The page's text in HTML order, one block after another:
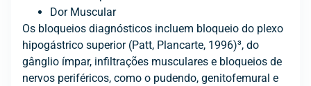
Dor Muscular
Os bloqueios diagnósticos incluem bloqueio do plexo
hipogástrico superior (Patt, Plancarte, 1996)³, do
gânglio ímpar, infiltrações musculares e bloqueios de
nervos periféricos, como o pudendo, genitofemural e